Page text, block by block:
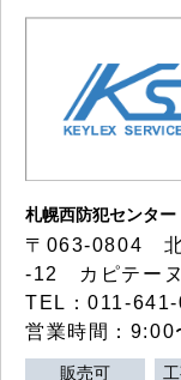
札幌西防犯センター
〒063-0804 北
-12 カピテー
TEL：011-
営業時間：9:00
販売可